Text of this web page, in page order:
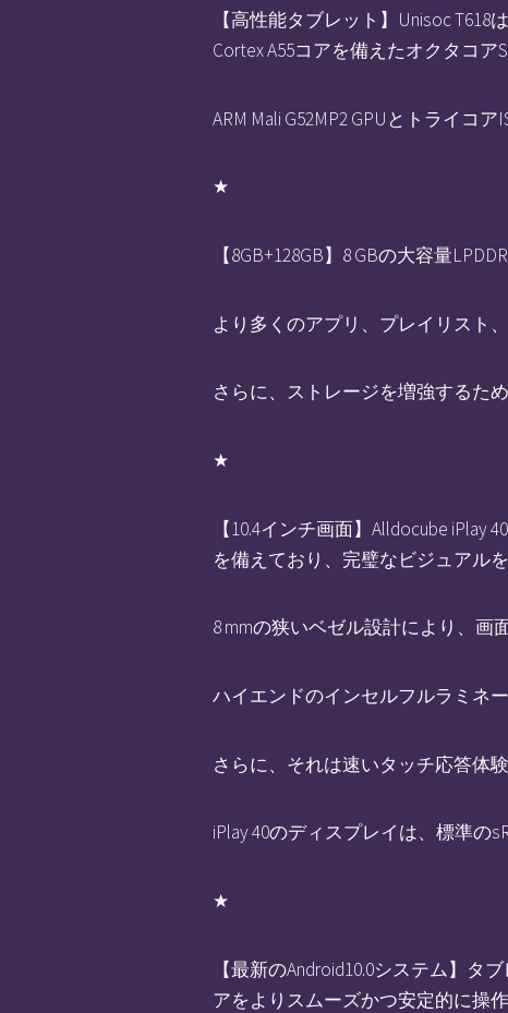
【高性能タブレット】Unisoc T618
Cortex A55コアを備えたオクタコア
ARM Mali G52MP2 GPUとトライコア
★
【8GB+128GB】8 GBの大容量
より多くのアプリ、プレイリスト
さらに、ストレージを増強するた
★
【10.4インチ画面】Alldocube
を備えており、完璧なビジュアルを
8 mmの狭いベゼル設計により、画
ハイエンドのインセルフルラミネ
さらに、それは速いタッチ応答体
iPlay 40のディスプレイは、標準の
★
【最新のAndroid10.0システム】タ
アをよりスムーズかつ安定的に操作